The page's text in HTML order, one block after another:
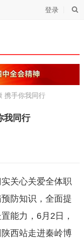
登录
携手你我同行
我同行
关心关爱全体职
防知识，全面提
能力，6月2日，
西站走进秦岭博